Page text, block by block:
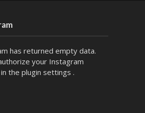
has returned empty data.
your Instagram
the plugin settings .